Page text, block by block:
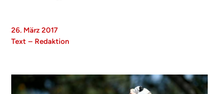
26. März 2017
Text – Redaktion